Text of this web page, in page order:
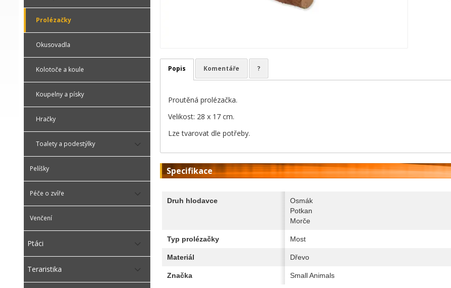
Prolézačky
Okusovadla
Kolotoče a koule
Koupelny a písky
Hračky
Toalety a podestýlky
Pelíšky
Péče o zvíře
Venčení
Ptáci
Teraristika
Popis Komentáře ?
Proutěná prolézačka.
Velikost: 28 x 17 cm.
Lze tvarovat dle potřeby.
Specifikace
Druh hlodavce
Osmák
Potkan
Morče
Typ prolézačky Most
Materiál Dřevo
Značka Small Animals